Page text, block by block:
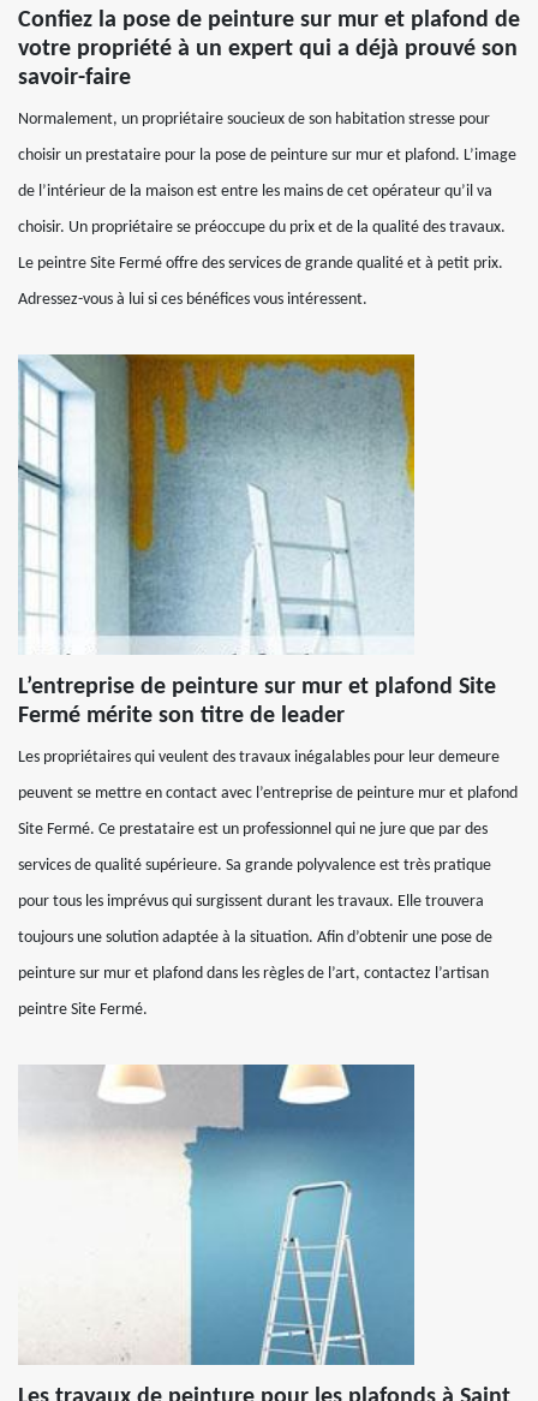
Confiez la pose de peinture sur mur et plafond de
votre propriété à un expert qui a déjà prouvé son
savoir-faire
Normalement, un propriétaire soucieux de son habitation stresse pour
choisir un prestataire pour la pose de peinture sur mur et plafond. L’image
de l’intérieur de la maison est entre les mains de cet opérateur qu’il va
choisir. Un propriétaire se préoccupe du prix et de la qualité des travaux.
Le peintre Site Fermé offre des services de grande qualité et à petit prix.
Adressez-vous à lui si ces bénéfices vous intéressent.
L’entreprise de peinture sur mur et plafond Site
Fermé mérite son titre de leader
Les propriétaires qui veulent des travaux inégalables pour leur demeure
peuvent se mettre en contact avec l’entreprise de peinture mur et plafond
Site Fermé. Ce prestataire est un professionnel qui ne jure que par des
services de qualité supérieure. Sa grande polyvalence est très pratique
pour tous les imprévus qui surgissent durant les travaux. Elle trouvera
toujours une solution adaptée à la situation. Afin d’obtenir une pose de
peinture sur mur et plafond dans les règles de l’art, contactez l’artisan
peintre Site Fermé.